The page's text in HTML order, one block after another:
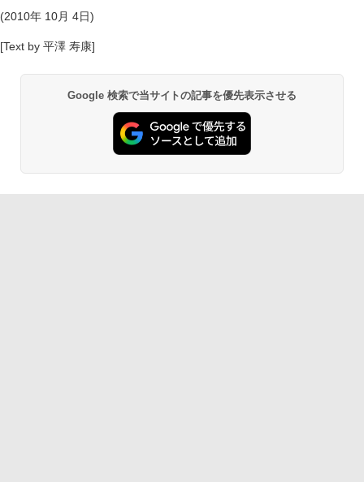
(2010年 10月 4日)
[Text by 平澤 寿康]
Google 検索で当サイトの記事を優先表示させる